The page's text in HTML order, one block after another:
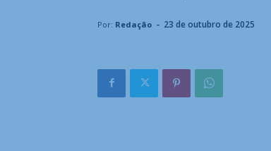
Por: Redação - 23 de outubro de 2025